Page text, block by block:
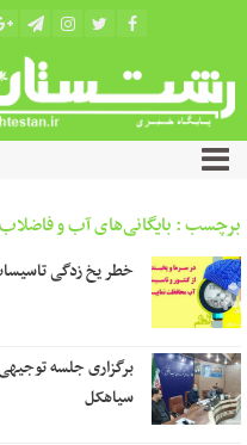
رشتستان
خطر یخ زدگی
برگزاری جلسه
سیاهکل